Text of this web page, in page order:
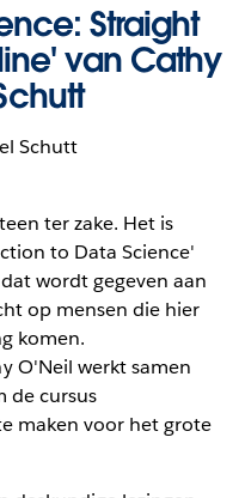
Straight
van Cathy
Schutt
ter zake. Het is
to Data Science'
wordt gegeven aan
op mensen die hier
komen.
O'Neil werkt samen
de cursus
maken voor het grote